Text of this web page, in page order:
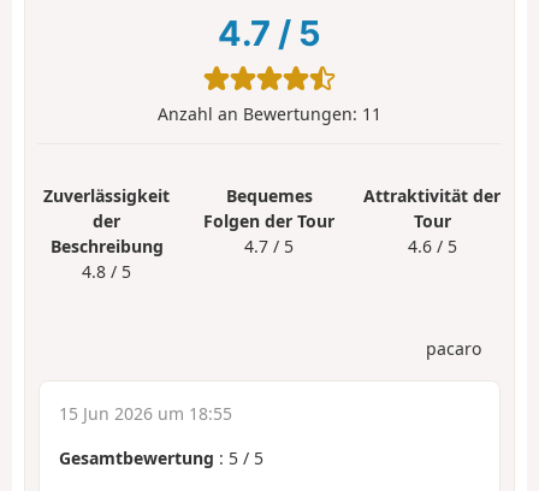
4.7 / 5
Anzahl an Bewertungen: 11
Zuverlässigkeit
der
Beschreibung
4.8 / 5
Bequemes
Folgen der Tour
4.7 / 5
Attraktivität der
Tour
4.6 / 5
pacaro
15 Jun 2026 um 18:55
Gesamtbewertung : 5 / 5